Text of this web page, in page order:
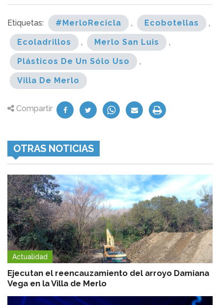
Etiquetas: #MerloRecicla , Ecobotellas ,
Ecoladrillos , Merlo San Luis ,
Plásticos De Un Sólo Uso ,
Villa De Merlo
Compartir
OTRAS NOTICIAS
Actualidad
Ejecutan el reencauzamiento del arroyo Damiana
Vega en la Villa de Merlo